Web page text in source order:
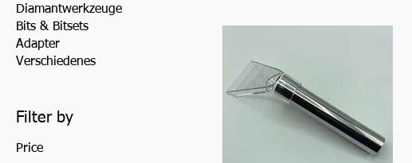
Diamantwerkzeuge
Bits & Bitsets
Adapter
Verschiedenes
Filter by
Price